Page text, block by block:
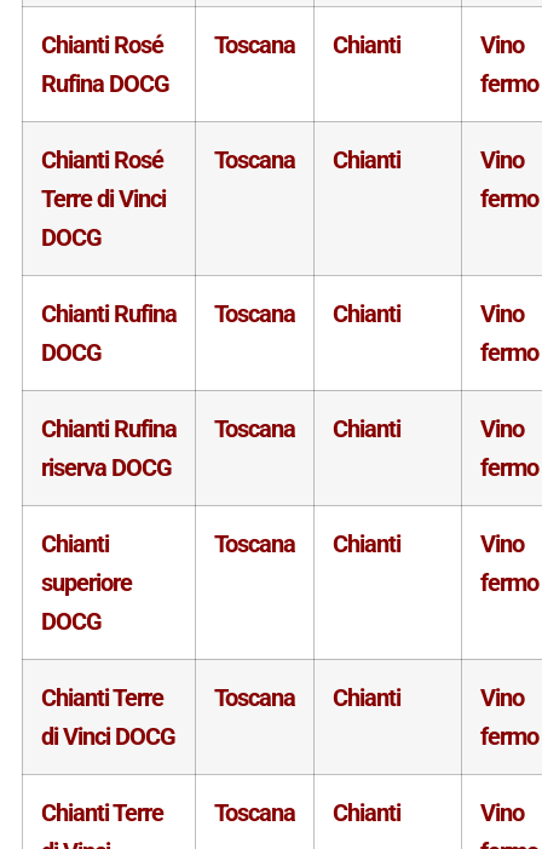
Chianti Rosé
Rufina DOCG
Toscana Chianti
Vino
fermo
Chianti Rosé
Terre di Vinci
DOCG
Toscana Chianti
Vino
fermo
Chianti Rufina
DOCG
Toscana Chianti
Vino
fermo
Chianti Rufina
riserva DOCG
Toscana Chianti
Vino
fermo
Chianti
superiore
DOCG
Toscana Chianti
Vino
fermo
Chianti Terre
di Vinci DOCG
Toscana Chianti
Vino
fermo
Chianti Terre
Toscana Chianti
Vino